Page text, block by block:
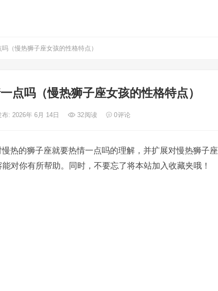
（慢热狮子座女孩的性格特点）
点吗（慢热狮子座女孩的性格特点）
布: 2026年 6月 14日 32阅读 0评论
热的狮子座就要热情一点吗的理解，并扩展对慢热狮子座
对你有所帮助。同时，不要忘了将本站加入收藏夹哦！